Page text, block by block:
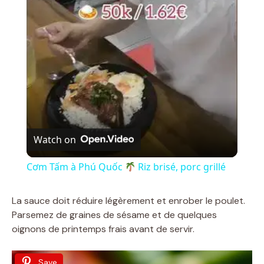
l
a
y
V
i
d
e
Watch on
Cơm Tấm à Phú Quốc Riz brisé, porc grillé
La sauce doit réduire légèrement et enrober le poulet.
Parsemez de graines de sésame et de quelques
oignons de printemps frais avant de servir.